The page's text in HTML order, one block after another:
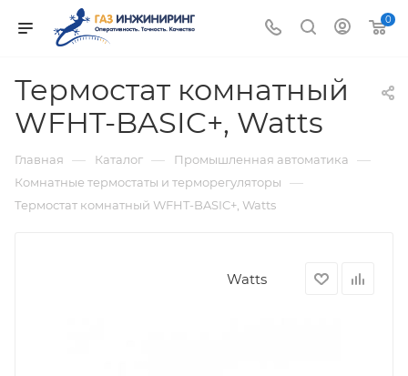
0
Термостат комнатный
WFHT-BASIC+, Watts
Главная — Каталог — Промышленная автоматика —
Комнатные термостаты и терморегуляторы —
Термостат комнатный WFHT-BASIC+, Watts
Watts